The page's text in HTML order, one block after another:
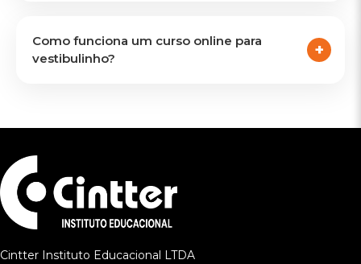
Como funciona um curso online para
vestibulinho?
Cintter Instituto Educacional LTDA